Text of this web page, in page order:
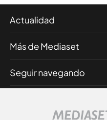
Actualidad
Más de Mediaset
Seguir navegando